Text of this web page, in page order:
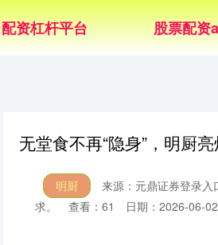
配资杠杆平台 股票配资
无堂食不再“隐身”，明厨
明厨 来源：元鼎证券登录入
求。
查看：61 日期：2026-06-